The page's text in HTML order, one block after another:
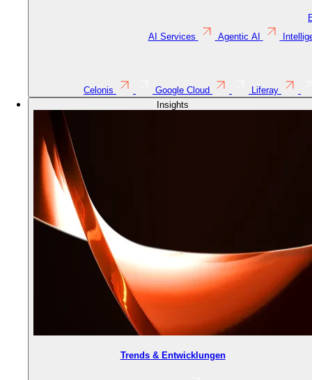
AI Services
Agentic AI
Celonis Google Cloud
Liferay
Insights
Trends & Entwicklungen